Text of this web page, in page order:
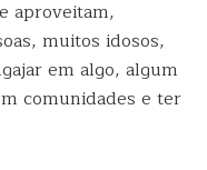
aproveitam,
muitos idosos,
em algo, algum
comunidades e ter